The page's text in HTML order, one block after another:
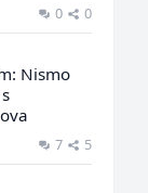
0 0
Nismo
7 5